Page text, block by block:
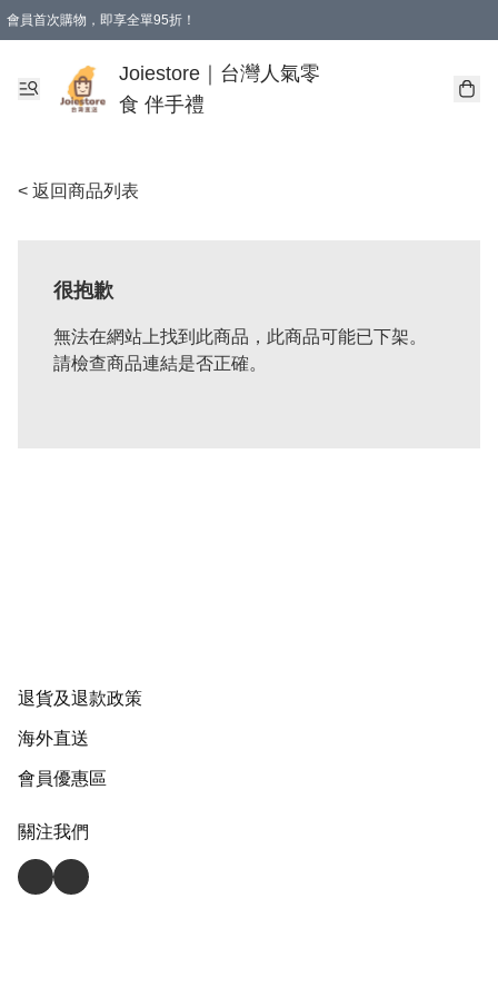
會員首次購物，即享全單95折！
購物滿 HKD 350.00即享免運費優惠！（適用於 本地送貨、本地取貨 )
Joiestore｜台灣人氣零
食 伴手禮
< 返回商品列表
很抱歉
無法在網站上找到此商品，此商品可能已下架。
請檢查商品連結是否正確。
退貨及退款政策
海外直送
會員優惠區
關注我們